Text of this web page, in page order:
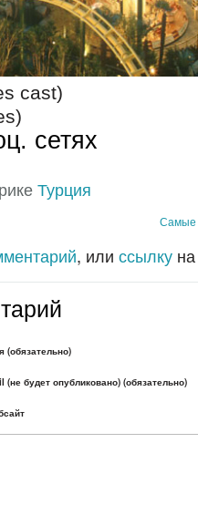
cast)
сетях
Турция
Самые
, или ссылку
(обязательно)
(не будет опубликовано) (обязательно)